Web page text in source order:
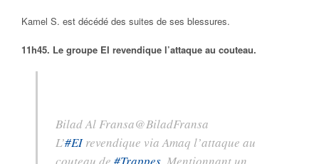
Kamel S. est décédé des suites de ses blessures.
11h45. Le groupe EI revendique l’attaque au couteau.
Bilad Al Fransa@BiladFransa
L’#EIrevendique via Amaq l’attaque au
couteau de #Trappes . Mentionnant un